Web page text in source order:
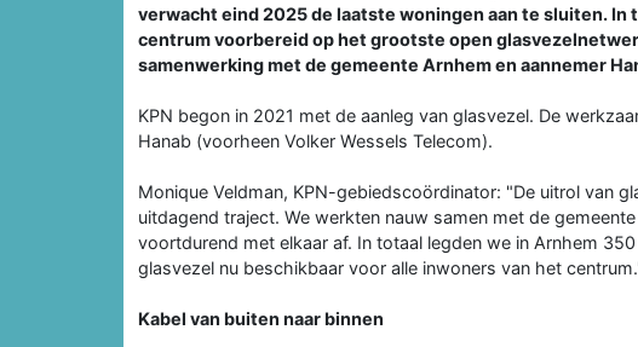
verwacht eind 2025 de laatste woningen aan te sluiten.
centrum voorbereid op het grootste open
samenwerking met de gemeente Arnhem en aannemer
KPN begon in 2021 met de aanleg van glasvezel. De
Hanab (voorheen Volker Wessels Telecom).
Monique Veldman, KPN-gebiedscoördinator: "De uitrol van
uitdagend traject. We werkten nauw samen met de
voortdurend met elkaar af. In totaal legden we in Arnhem
glasvezel nu beschikbaar voor alle inwoners van het
Kabel van buiten naar binnen